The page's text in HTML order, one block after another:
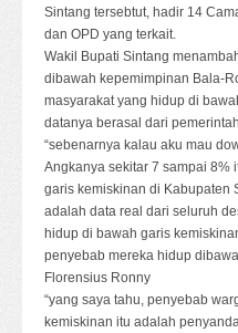
Sintang tersebtut, hadir 14
dan OPD yang terkait.
Wakil Bupati Sintang
dibawah kepemimpinan Bala-
masyarakat yang hidup di
datanya berasal dari
“sebenarnya kalau aku mau
Angkanya sekitar 7 sampai 8%
garis kemiskinan di Kabupaten
adalah data real dari seluruh
hidup di bawah garis
penyebab mereka hidup
Florensius Ronny
“yang saya tahu, penyebab
kemiskinan itu adalah